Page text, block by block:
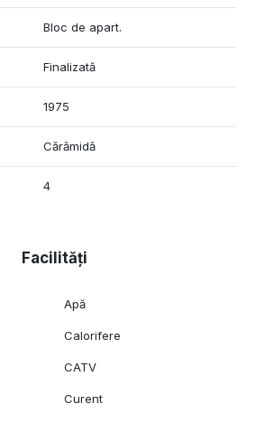
Bloc de apart.
Finalizată
1975
Cărămidă
4
Facilități
Apă
Calorifere
CATV
Curent